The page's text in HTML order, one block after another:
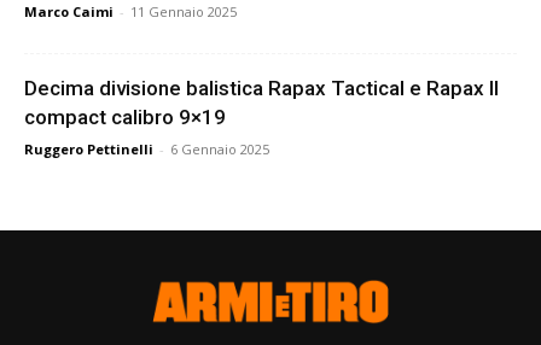
Marco Caimi - 11 Gennaio 2025
Decima divisione balistica Rapax Tactical e Rapax II
compact calibro 9×19
Ruggero Pettinelli - 6 Gennaio 2025